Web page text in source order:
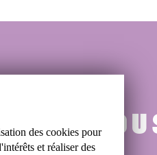
des cookies pour
et réaliserdes